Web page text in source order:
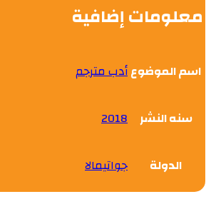
معلومات إضافية
اسم الموضوعأدب مترجم
سنه النشر 2018
الدولة جواتيمالا